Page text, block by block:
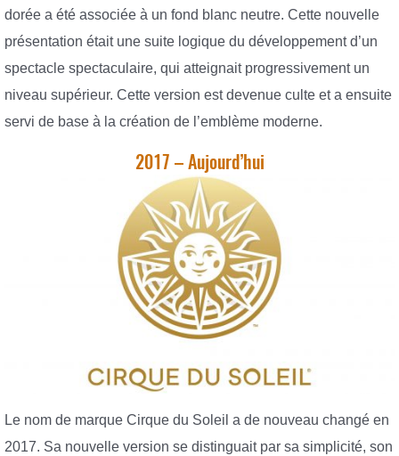
dorée a été associée à un fond blanc neutre. Cette nouvelle
présentation était une suite logique du développement d’un
spectacle spectaculaire, qui atteignait progressivement un
niveau supérieur. Cette version est devenue culte et a ensuite
servi de base à la création de l’emblème moderne.
2017 – Aujourd’hui
Le nom de marque Cirque du Soleil a de nouveau changé en
2017. Sa nouvelle version se distinguait par sa simplicité, son